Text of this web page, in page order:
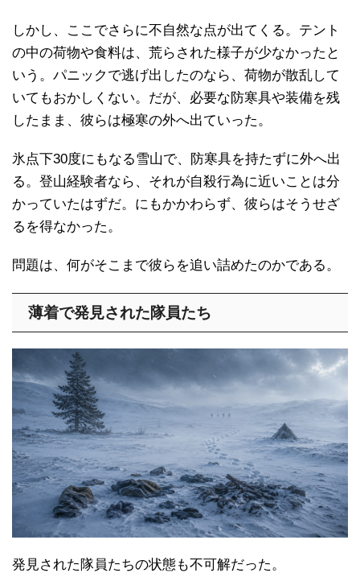
しかし、ここでさらに不自然な点が出てくる。テント
の中の荷物や食料は、荒らされた様子が少なかったと
いう。パニックで逃げ出したのなら、荷物が散乱して
いてもおかしくない。だが、必要な防寒具や装備を残
したまま、彼らは極寒の外へ出ていった。
氷点下30度にもなる雪山で、防寒具を持たずに外へ出
る。登山経験者なら、それが自殺行為に近いことは分
かっていたはずだ。にもかかわらず、彼らはそうせざ
るを得なかった。
問題は、何がそこまで彼らを追い詰めたのかである。
薄着で発見された隊員たち
発見された隊員たちの状態も不可解だった。